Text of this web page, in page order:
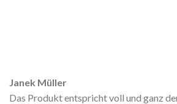
Janek Müller
Das Produkt entspricht voll und ganz